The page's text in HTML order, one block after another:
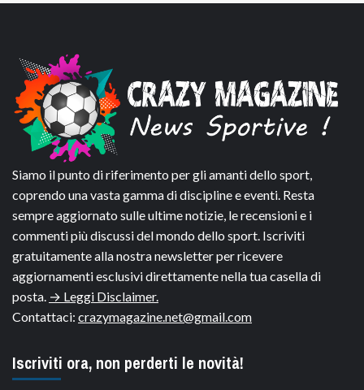
Siamo il punto di riferimento per gli amanti dello sport,
coprendo una vasta gamma di discipline e eventi. Resta
sempre aggiornato sulle ultime notizie, le recensioni e i
commenti più discussi del mondo dello sport. Iscriviti
gratuitamente alla nostra newsletter per ricevere
aggiornamenti esclusivi direttamente nella tua casella di
posta. → Leggi Disclaimer.
Contattaci: crazymagazine.net@gmail.com
Iscriviti ora, non perderti le novità!